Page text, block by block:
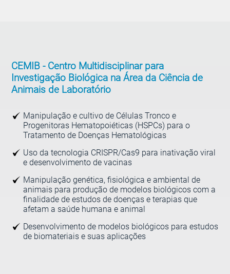
CEMIB -Centro Multidisciplinar para
Investigação Biológica na Área da Ciência de
Animais de Laboratório
Manipulação e cultivo de Células Tronco e
Progenitoras Hematopoiéticas (HSPCs) para o
Tratamento de Doenças Hematológicas
Uso da tecnologia CRISPR/Cas9 para inativação viral
e desenvolvimento de vacinas
Manipulação genética, fisiológica e ambiental de
animais para produção de modelos biológicos com a
finalidade de estudos de doenças e terapias que
afetam a saúde humana e animal
Desenvolvimento de modelos biológicos para estudos
de biomateriais e suas aplicações